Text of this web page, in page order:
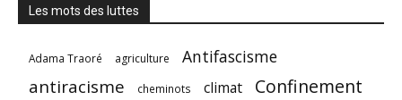
Les mots des luttes
Adama Traoré agriculture Antifascisme
antiracisme cheminots climat Confinement